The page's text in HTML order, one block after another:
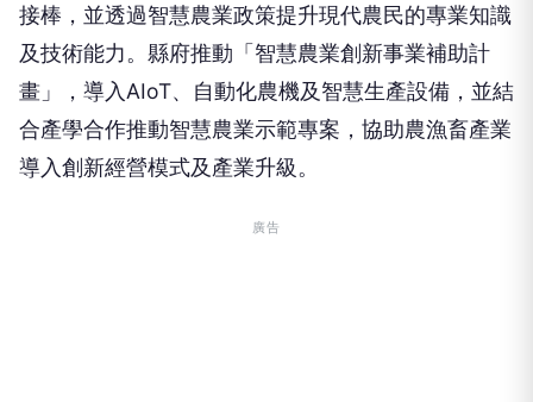
接棒，並透過智慧農業政策提升現代農民的專業知識
及技術能力。縣府推動「智慧農業創新事業補助計
畫」，導入AIoT、自動化農機及智慧生產設備，並結
合產學合作推動智慧農業示範專案，協助農漁畜產業
導入創新經營模式及產業升級。
廣告